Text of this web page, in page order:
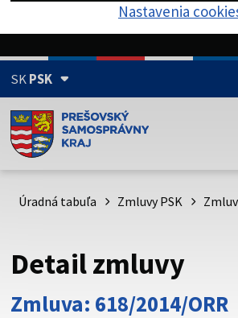
Nastavenia
SKPSK
Doména psk.sk je oficiálna
Toto je oficiálna webová stránka
psk.sk.
Buďte pozorní a vždy sa uistite, že
cez zabezpečenú webovú stránku.
vždy začína https:// pred názvom
Úradná tabuľa Zmluvy PSK
Detail zmluvy
Zmluva: 618/2014/ORR